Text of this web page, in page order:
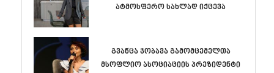
ატმოსფერო სახლად იქცევა
გვანცა ჯობავა გამომცემელთა
მსოფლიო ასოციაციის პრეზიდენტი